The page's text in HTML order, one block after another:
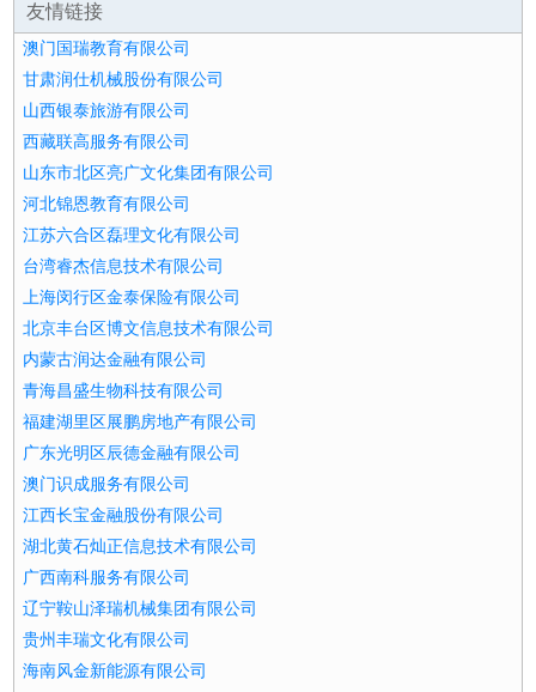
友情链接
澳门国瑞教育有限公司
甘肃润仕机械股份有限公司
山西银泰旅游有限公司
西藏联高服务有限公司
山东市北区亮广文化集团有限公司
河北锦恩教育有限公司
江苏六合区磊理文化有限公司
台湾睿杰信息技术有限公司
上海闵行区金泰保险有限公司
北京丰台区博文信息技术有限公司
内蒙古润达金融有限公司
青海昌盛生物科技有限公司
福建湖里区展鹏房地产有限公司
广东光明区辰德金融有限公司
澳门识成服务有限公司
江西长宝金融股份有限公司
湖北黄石灿正信息技术有限公司
广西南科服务有限公司
辽宁鞍山泽瑞机械集团有限公司
贵州丰瑞文化有限公司
海南风金新能源有限公司